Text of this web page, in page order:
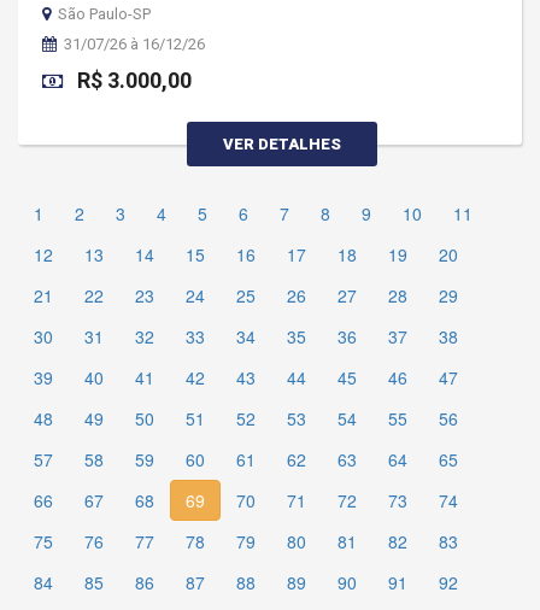
São Paulo-SP
31/07/26 à 16/12/26
R$ 3.000,00
VER DETALHES
1 2 3 4 5 6 7 8 9 10
11
12
13 14 15 16 17 18 19
20
21
22 23 24 25 26 27 28
29
30
31 32 33 34 35 36 37
38
39
40 41 42 43 44 45 46
47
48
49 50 51 52 53 54 55
56
57
58 59 60 61 62 63 64
65
66
67 68 69 70 71 72 73
74
75
76 77 78 79 80 81 82
83
84
85 86 87 88 89 90 91
92